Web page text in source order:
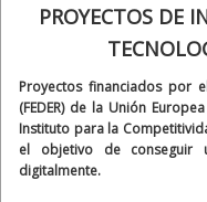
PROYECTOS DE
Proyectos financiados por
(FEDER) de la Unión
Instituto para la
el objetivo de conseguir
digitalmente.